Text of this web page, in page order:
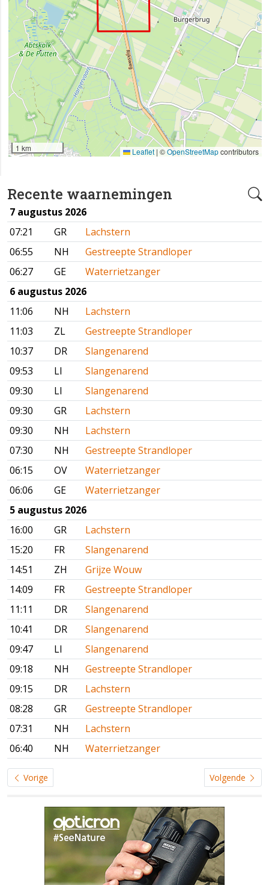
Recente waarnemingen
7 augustus 2026
07:21
GR
Lachstern
06:55
NH
Gestreepte Strandloper
06:27
GE
Waterrietzanger
6 augustus 2026
11:06
NH
Lachstern
11:03
ZL
Gestreepte Strandloper
10:37
DR
Slangenarend
09:53
LI
Slangenarend
09:30
LI
Slangenarend
09:30
GR
Lachstern
09:30
NH
Lachstern
07:30
NH
Gestreepte Strandloper
06:15
OV
Waterrietzanger
06:06
GE
Waterrietzanger
5 augustus 2026
16:00
GR
Lachstern
15:20
FR
Slangenarend
14:51
ZH
Grijze Wouw
14:09
FR
Gestreepte Strandloper
11:11
DR
Slangenarend
10:41
DR
Slangenarend
09:47
LI
Slangenarend
09:18
NH
Gestreepte Strandloper
09:15
DR
Lachstern
08:28
GR
Gestreepte Strandloper
07:31
NH
Lachstern
06:40
NH Waterrietzanger
Vorige Volgende
1 km Leaflet | ©OpenStreetMapcontributors